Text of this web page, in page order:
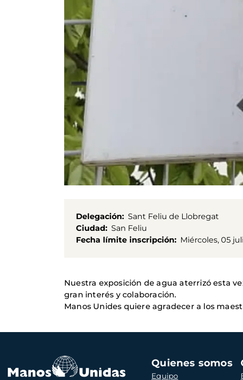
Delegación
Sant Feliu de Llobregat
Ciudad
San Feliu
Fecha límite inscripción
Miércoles, 05
Nuestra exposición de agua aterrizó esta
gran interés y colaboración.
Manos Unides quiere agradecer a los
Navegación
principal
Quienes somos
Equipo